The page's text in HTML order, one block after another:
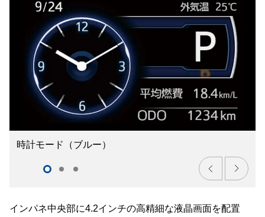
インパネ中央部に4.2インチの高精細な液晶画面を配置
時計モード（ブルー）